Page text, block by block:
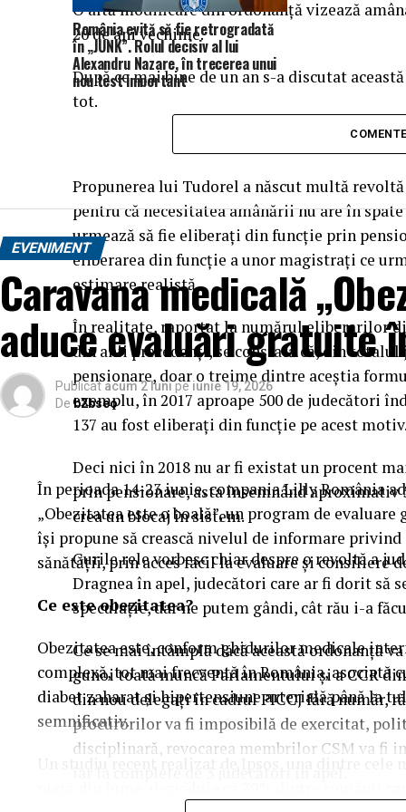
O altă modificare din ordonanţă vizează
20 de ani vechime.
După ce mai bine de un an s-a discutat
tot.
Propunerea lui Tudorel a născut multă
pentru că necesitatea amânării nu are în
urmează să fie eliberaţi din funcţie prin
eliberarea din funcţie a unor magistraţi ce
estimare realistă.
În realitate, raportat la numărul eliberarilor
din anii precedenţi, se constată că, din
pensionare, doar o treime dintre aceştia
exemplu, în 2017 aproape 500 de judecători
137 au fost eliberaţi din funcţie pe acest
Deci nici în 2018 nu ar fi existat un procent
prin pensionare, asta însemnând aproximativ
crea un blocaj în sistem.
Gurile rele vorbesc chiar despre o revoltă a
Dragnea în apel, judecători care ar fi dorit să
speculaţie, dar ne putem gândi, cât rău i-a
Ce se mai întâmplă dacă această ordonanţă
gunoi toată muncă Parlamentului şi a CCR
din nou delegaţi în cadrul PICCJ fără număr,
procurorilor va fi imposibilă de exercitat,
disciplinară, revocarea membrilor CSM va fi
România evită să fie retrogradată
în „JUNK”. Rolul decisiv al lui
Alexandru Nazare, în trecerea unui
nou test important
EVENIMENT
Caravana medicală
aduce evaluări gratuite
Publicat acum 2 lunipe iunie 19, 2026
De b2bseo
În perioada 14-23 iunie, compania Lilly România
„Obezitatea este o boală”, un program de
își propune să crească nivelul de informare
sănătății, prin acces facil la evaluare și consiliere
Ce este obezitatea?
Obezitatea este, conform ghidurilor medicale
complexă, tot mai frecventă în România, asociată
diabet zaharat și hipertensiune arterială până la
semnificativ.